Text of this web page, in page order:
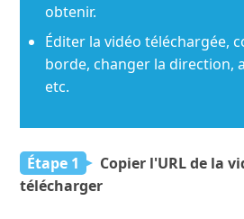
obtenir.
Éditer la vidéo téléchargée,
borde, changer la direction,
etc.
Étape 1
Copier l'URL de la
télécharger